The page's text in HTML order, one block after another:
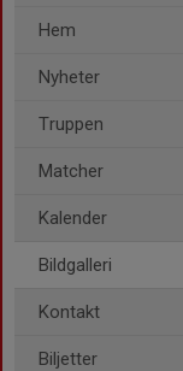
Hem
Nyheter
Truppen
Matcher
Kalender
Bildgalleri
Kontakt
Biljetter